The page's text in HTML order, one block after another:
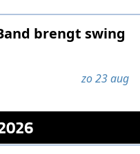
brengt swing
zo 23 aug